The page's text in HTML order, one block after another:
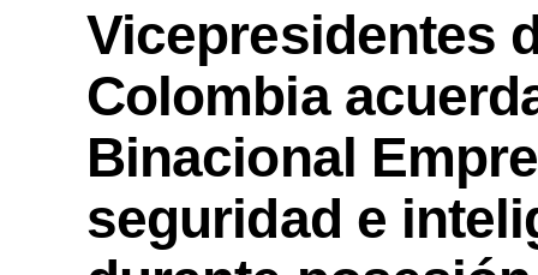
Vicepresidentes
Colombia
Binacional
seguridad e